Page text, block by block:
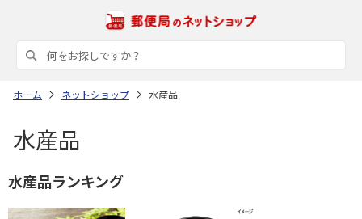
ホーム ネットショップ 水産品
水産品
水産品ランキング